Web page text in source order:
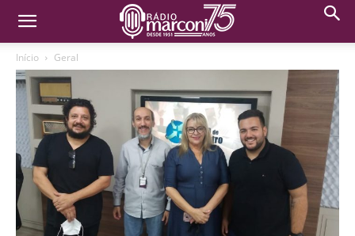
Início Geral